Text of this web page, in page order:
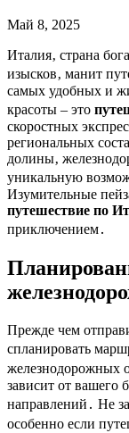
Май 8, 2025
Италия‚ страна богатой истории‚ искусства и кулинарных
изысков‚ манит
самых удобных и
красоты – это
скоростных
региональных
долины‚
уникальную
Изумительные
путешествие по
приключением․
Прежде чем
спланировать
железнодорожных
зависит от вашего
направлений․ Не
особенно если